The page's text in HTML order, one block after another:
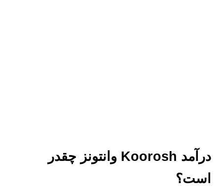
درآمد Koorosh وانتونز چقدر
است؟